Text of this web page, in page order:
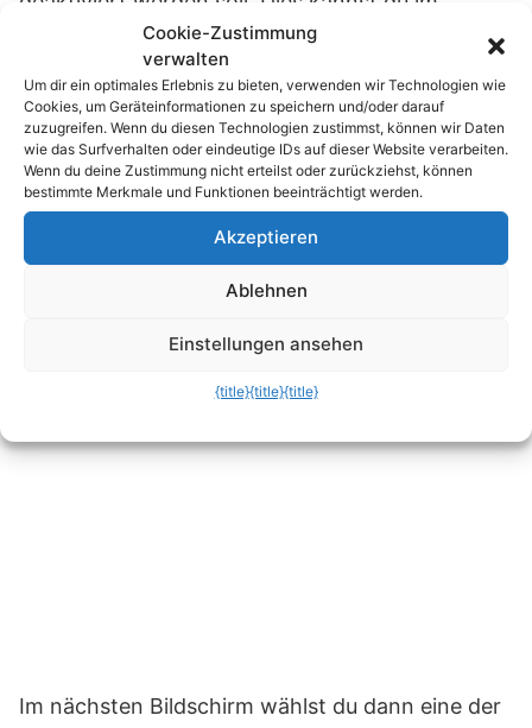
Kontextmenü des Browser-Icons über
Settings
erreichen, oder du öffnest mit einem Rechtsklick
das erweiterte Kontextmenü und wählst hier
Optionenaus.
Im nächsten Bildschirm wählst du dann eine der
Cookie-Zustimmung
verwalten
Um dir ein optimales Erlebnis zu bieten, verwenden wir Technologien wie
Cookies, um Geräteinformationen zu speichern und/oder darauf
zuzugreifen. Wenn du diesen Technologien zustimmst, können wir Daten
wie das Surfverhalten oder eindeutige IDs auf dieser Website verarbeiten.
Wenn du deine Zustimmung nicht erteilst oder zurückziehst, können
bestimmte Merkmale und Funktionen beeinträchtigt werden.
Akzeptieren
Ablehnen
Einstellungen ansehen
{title}{title}{title}